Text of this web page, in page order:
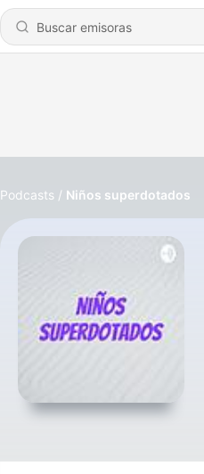
Podcasts Niños superdotados